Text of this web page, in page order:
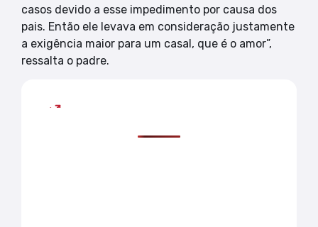
casos devido a esse impedimento por causa dos
pais. Então ele levava em consideração justamente
a exigência maior para um casal, que é o amor”,
ressalta o padre.